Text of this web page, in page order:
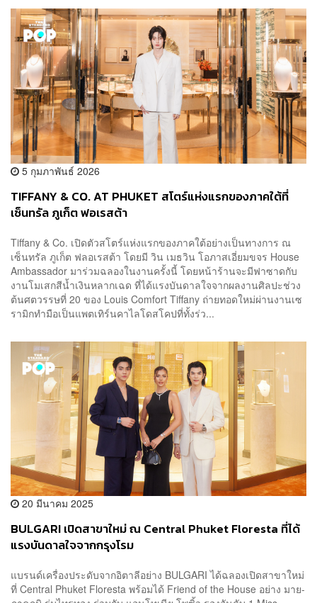
5 กุมภาพันธ์ 2026
TIFFANY & CO. AT PHUKET สโตร์แห่งแรกของภาคใต้ที่
เซ็นทรัล ภูเก็ต ฟอเรสต้า
Tiffany & Co. เปิดตัวสโตร์แห่งแรกของภาคใต้อย่างเป็นทางการ ณ
เซ็นทรัล ภูเก็ต ฟลอเรสต้า โดยมี วิน เมธวิน โอภาสเอี่ยมขจร House
Ambassador มาร่วมฉลองในงานครั้งนี้ โดยหน้าร้านจะมีฟาซาดกับ
งานโมเสกสีน้ำเงินหลากเฉด ที่ได้แรงบันดาลใจจากผลงานศิลปะช่วง
ต้นศตวรรษที่ 20 ของ Louis Comfort Tiffany ถ่ายทอดใหม่ผ่านงานเซ
รามิกทำมือเป็นแพตเทิร์นคาไลโดสโคปที่ทั้งร่ว...
20 มีนาคม 2025
BULGARI เปิดสาขาใหม่ ณ Central Phuket Floresta ที่ได้
แรงบันดาลใจจากกรุงโรม
แบรนด์เครื่องประดับจากอิตาลีอย่าง BULGARI ได้ฉลองเปิดสาขาใหม่
ที่ Central Phuket Floresta พร้อมได้ Friend of the House อย่าง มาย-